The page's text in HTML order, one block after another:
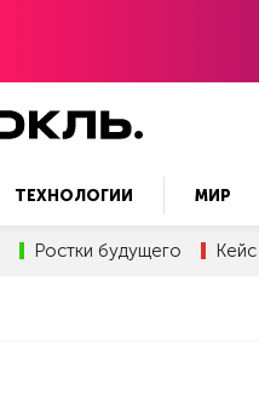
ТЕХНОЛОГИИ МИР
Ростки будущего Кейс